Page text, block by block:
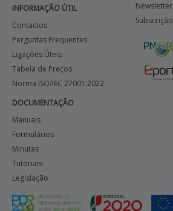
INFORMAÇÃO ÚTIL
Contactos
Perguntas Frequentes
Ligações Úteis
Tabela de Preços
Norma ISO/IEC 27001:2022
DOCUMENTAÇÃO
Manuais
Formulários
Minutas
Tutoriais
Legislação
Newsletter
Subscrição